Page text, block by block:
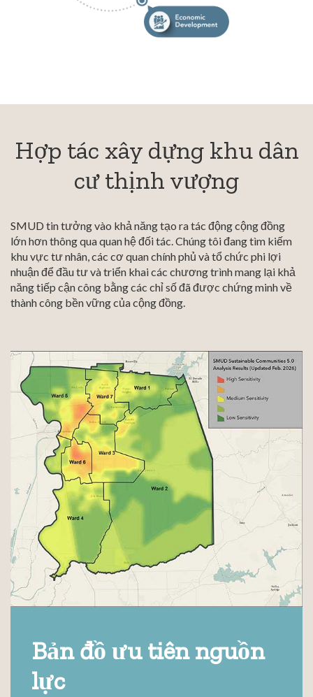
Hợp tác xây dựng khu dân
cư thịnh vượng
SMUD tin tưởng vào khả năng tạo ra tác động cộng đồng
lớn hơn thông qua quan hệ đối tác. Chúng tôi đang tìm kiếm
khu vực tư nhân, các cơ quan chính phủ và tổ chức phi lợi
nhuận để đầu tư và triển khai các chương trình mang lại khả
năng tiếp cận công bằng các chỉ số đã được chứng minh về
thành công bền vững của cộng đồng.
Bản đồ ưu tiên nguồn
lực